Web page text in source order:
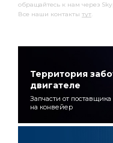
обращайтесь к нам через
Все наши контакты тут.
Территория
двигателе
Запчасти от поставщика
на конвейер